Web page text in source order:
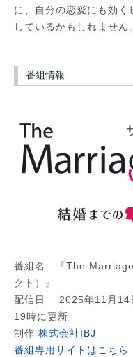
に、自分の恋愛にも効く
しているかもしれません。
番組情報
番組名 『The Marriage
クト）』
配信日 2025年11月14
19時に更新
制作 株式会社IBJ
番組専用サイトはこちら